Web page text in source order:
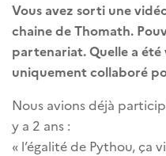
Vous avez sorti une
chaine de Thomath.
partenariat. Quelle a
uniquement collaboré
Nous avions déjà
y a 2 ans :
« l’égalité de Pythou, ça